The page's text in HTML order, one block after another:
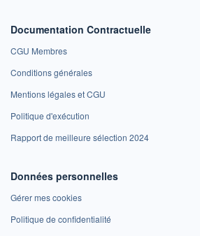
Documentation Contractuelle
CGU Membres
Conditions générales
Mentions légales et CGU
Politique d'exécution
Rapport de meilleure sélection 2024
Données personnelles
Gérer mes cookies
Politique de confidentialité